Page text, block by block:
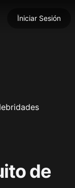
Iniciar Sesión
de